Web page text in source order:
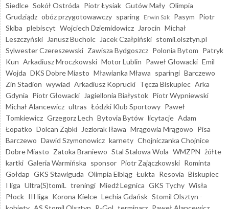
Siedlce Sokół Ostróda Piotr Łysiak Gutów Mały Olimpia
Grudziądz obóz przygotowawczy sparing Erwin Sak Pasym Piotr
Skiba plebiscyt Wojciech Dziemidowicz Jarocin Michał
Leszczyński
Janusz Bucholc Jacek Czałpiński stomil.olsztyn.pl
Sylwester Czereszewski Zawisza Bydgoszcz Polonia Bytom Patryk
Kun Arkadiusz Mroczkowski Motor Lublin Paweł Głowacki Emil
Wojda DKS Dobre Miasto Mławianka Mława sparingi Barczewo
Zin Stadion wywiad Arkadiusz Koprucki Tęcza Biskupiec Arka
Gdynia Piotr Głowacki Jagiellonia Białystok Piotr Wypniewski
Michał Alancewicz ultras Łódzki Klub Sportowy Paweł
Tomkiewicz Grzegorz Lech Bytovia Bytów licytacje Adam
Łopatko Dolcan Ząbki Jeziorak Iława Mrągowia Mrągowo Pisa
Barczewo Dawid Szymonowicz karnety Chojniczanka Chojnice
Dobre Miasto Zatoka Braniewo Stal Stalowa Wola WMZPN żółte
kartki Galeria Warmińska sponsor Piotr Zajączkowski Rominta
Gołdap GKS Stawiguda Olimpia Elbląg Łukta Resovia Biskupiec
I liga Ultra(S)tomiL treningi Miedź Legnica GKS Tychy Wisła
Płock III liga Korona Kielce Lechia Gdańsk Stomil Olsztyn -